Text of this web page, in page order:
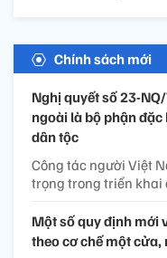
Chính sách mới
Nghị quyết số 23-
ngoài là bộ phận
dân tộc
Công tác người Việt
trọng trong triển khai
Một số quy định mới
theo cơ chế một